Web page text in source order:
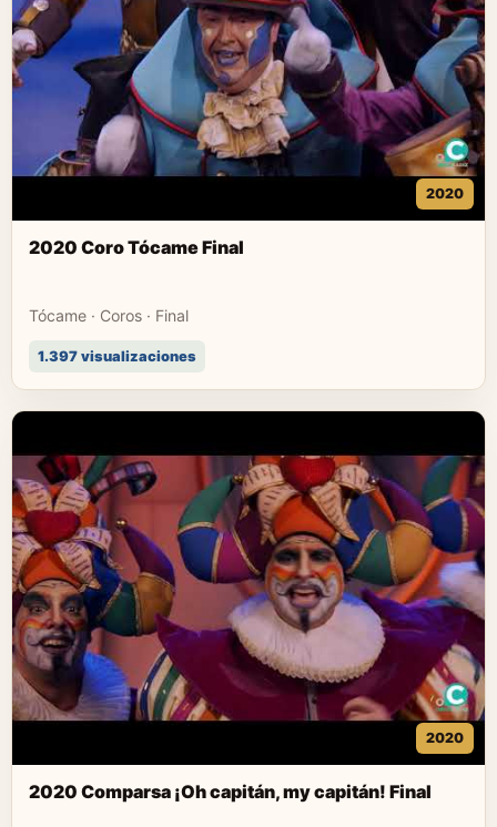
2020
2020 Coro Tócame Final
Tócame · Coros · Final
1.397 visualizaciones
2020
2020 Comparsa ¡Oh capitán, my capitán! Final